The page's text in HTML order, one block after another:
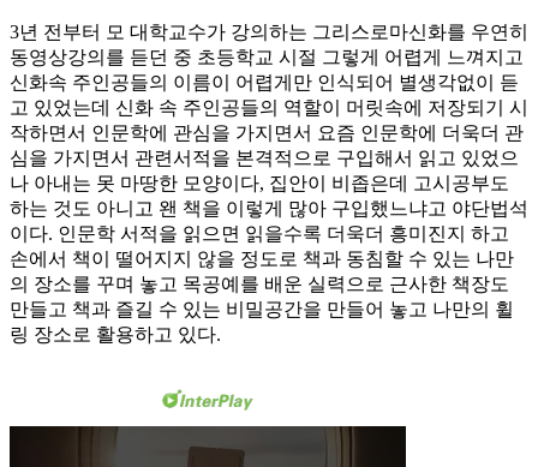
3년 전부터 모 대학교수가 강의하는 그리스로마신화를 우연히
동영상강의를 듣던 중 초등학교 시절 그렇게 어렵게 느껴지고
신화속 주인공들의 이름이 어렵게만 인식되어 별생각없이 듣
고 있었는데 신화 속 주인공들의 역할이 머릿속에 저장되기 시
작하면서 인문학에 관심을 가지면서 요즘 인문학에 더욱더 관
심을 가지면서 관련서적을 본격적으로 구입해서 읽고 있었으
나 아내는 못 마땅한 모양이다, 집안이 비좁은데 고시공부도
하는 것도 아니고 왠 책을 이렇게 많아 구입했느냐고 야단법석
이다. 인문학 서적을 읽으면 읽을수록 더욱더 흥미진지 하고
손에서 책이 떨어지지 않을 정도로 책과 동침할 수 있는 나만
의 장소를 꾸며 놓고 목공예를 배운 실력으로 근사한 책장도
만들고 책과 즐길 수 있는 비밀공간을 만들어 놓고 나만의 휠
링 장소로 활용하고 있다.